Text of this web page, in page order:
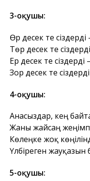
3-оқушы:
Өр десек те
Төр десек те
Ер десек те
Зор десек те
4-оқушы:
Анасыздар, кең
Жаны жайсаң
Көлеңке жоқ
Үлбіреген жауқазын
5-оқушы: